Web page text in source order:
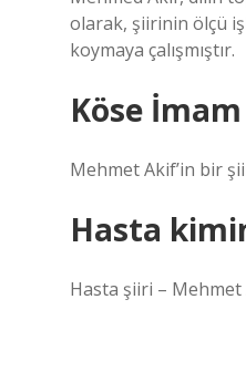
olarak, şiirinin ölçü
koymaya çalışmıştır.
Köse
Mehmet Akif’in bir
Hasta
Hasta şiiri – Mehmet